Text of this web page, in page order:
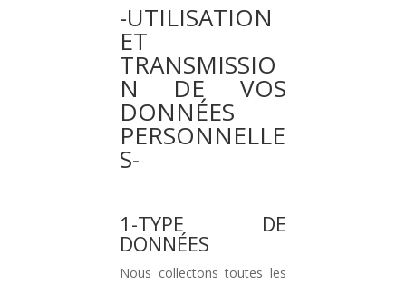
-UTILISATION
ET
TRANSMISSIO
N DE VOS
DONNÉES
PERSONNELLE
S-
1-TYPE DE
DONNÉES
Nous collectons toutes les